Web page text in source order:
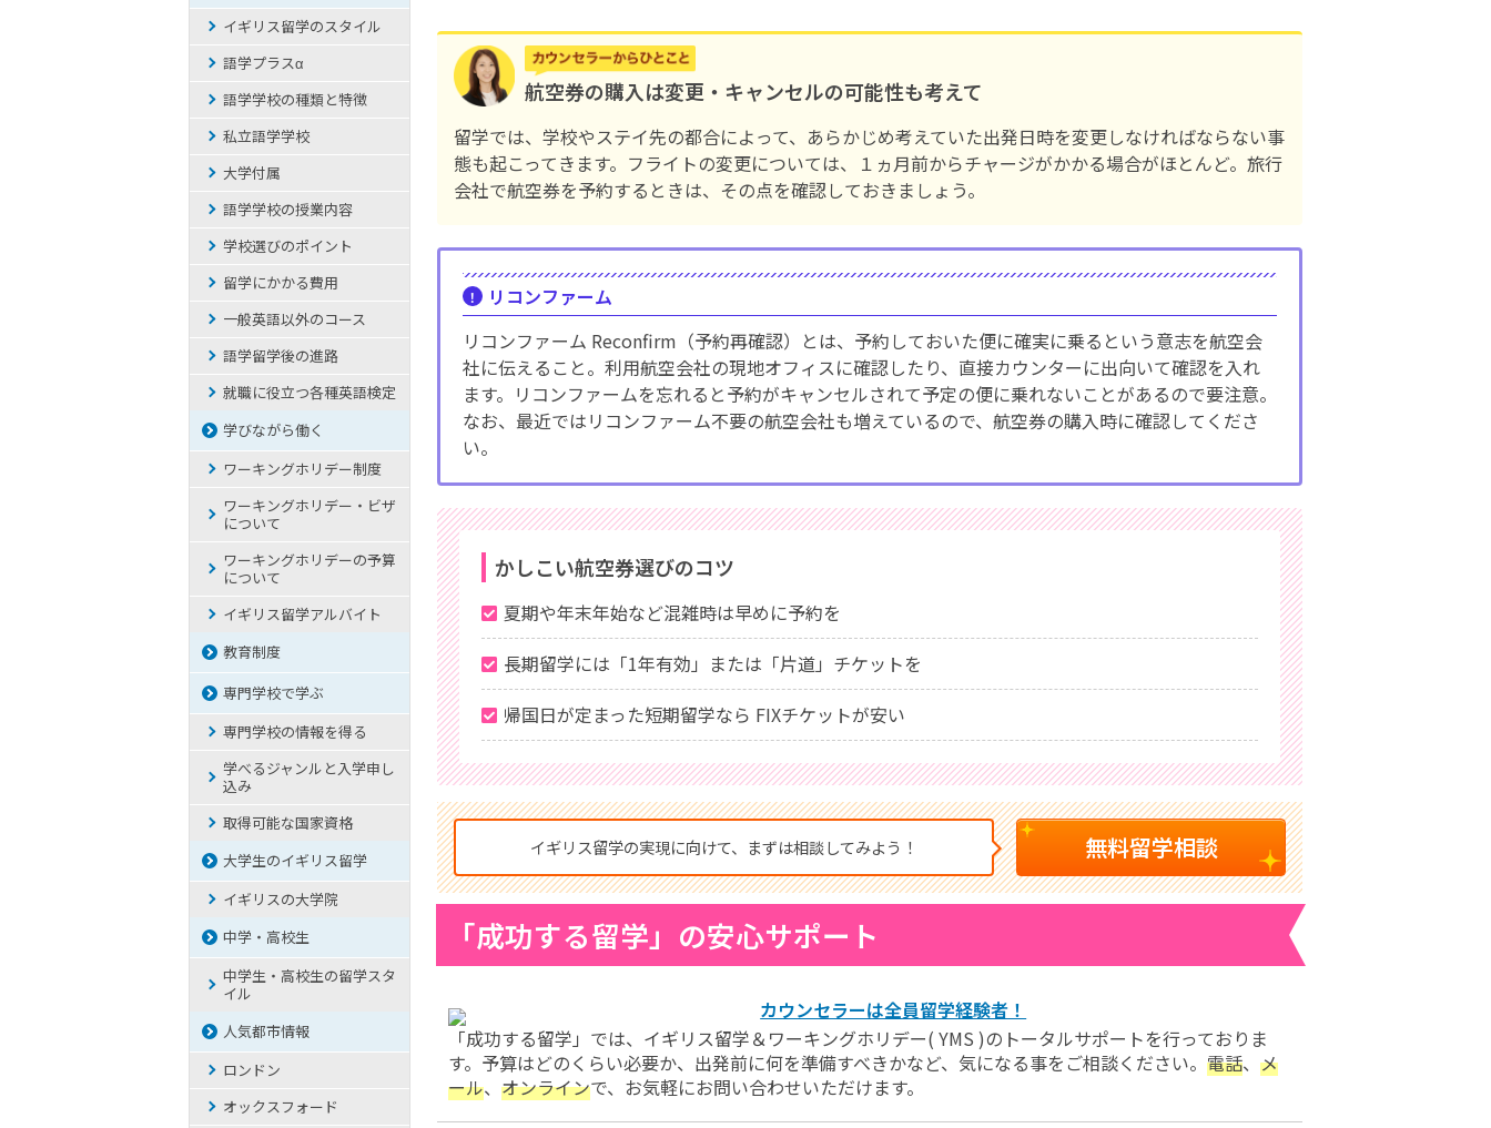
航空券の購入は変更・キャンセルの可能性も考えて
留学では、学校やステイ先の都合によって、あらかじめ考えていた出発日時を変更しなければならない事
態も起こってきます。フライトの変更については、１ヵ月前からチャージがかかる場合がほとんど。旅行
会社で航空券を予約するときは、その点を確認しておきましょう。
リコンファーム
リコンファーム Reconfirm（予約再確認）とは、予約しておいた便に確実に乗るという意志を航空会
社に伝えること。利用航空会社の現地オフィスに確認したり、直接カウンターに出向いて確認を入れ
ます。リコンファームを忘れると予約がキャンセルされて予定の便に乗れないことがあるので要注意。
なお、最近ではリコンファーム不要の航空会社も増えているので、航空券の購入時に確認してくださ
い。
かしこい航空券選びのコツ
夏期や年末年始など混雑時は早めに予約を
長期留学には「1年有効」または「片道」チケットを
帰国日が定まった短期留学なら FIXチケットが安い
イギリス留学の実現に向けて、まずは相談してみよう！ 無料留学相談
「成功する留学」の安心サポート
カウンセラーは全員留学経験者！
「成功する留学」では、イギリス留学＆ワーキングホリデー( YMS )のトータルサポートを行っておりま
す。予算はどのくらい必要か、出発前に何を準備すべきかなど、気になる事をご相談ください。 電話、 メ
ール、 オンラインで、お気軽にお問い合わせいただけます。
イギリス留学のスタイル
語学プラスα
語学学校の種類と特徴
私立語学学校
大学付属
語学学校の授業内容
学校選びのポイント
留学にかかる費用
一般英語以外のコース
語学留学後の進路
就職に役立つ各種英語検定
学びながら働く
ワーキングホリデー制度
ワーキングホリデー・ビザ
について
ワーキングホリデーの予算
について
イギリス留学アルバイト
教育制度
専門学校で学ぶ
専門学校の情報を得る
学べるジャンルと入学申し
込み
取得可能な国家資格
大学生のイギリス留学
イギリスの大学院
中学・高校生
中学生・高校生の留学スタ
イル
人気都市情報
ロンドン
オックスフォード